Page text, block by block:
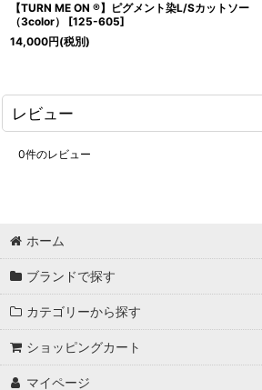
【TURN ME ON ®】ピグメント染L/Sカットソー
（3color）
[125-605]
14,000円(税別)
レビュー
0件のレビュー
ホーム
ブランドで探す
カテゴリーから探す
ショッピングカート
マイページ